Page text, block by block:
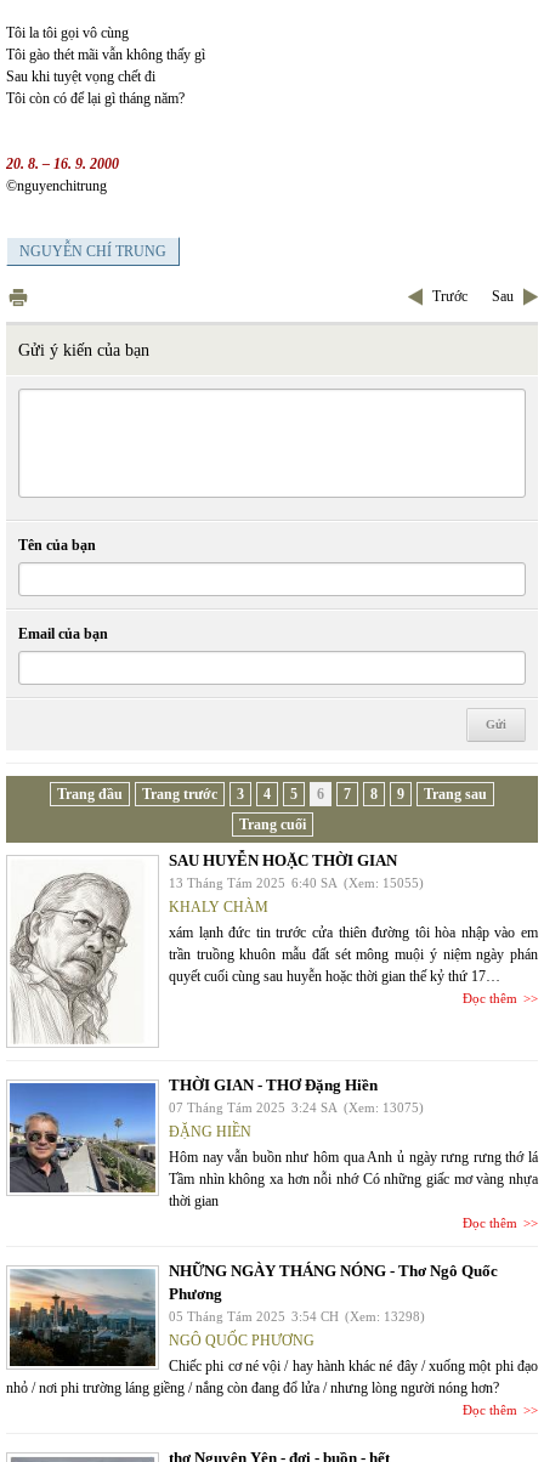
Tôi la tôi gọi vô cùng
Tôi gào thét mãi vẫn không thấy gì
Sau khi tuyệt vọng chết đi
Tôi còn có để lại gì tháng năm?
20. 8. – 16. 9. 2000
©nguyenchitrung
NGUYỄN CHÍ TRUNG
Trước Sau
Gửi ý kiến của bạn
Tên của bạn
Email của bạn
Trang đầu Trang trước 3 4 5 6 7 8 9
Trang sau
Trang cuối
SAU HUYỄN HOẶC THỜI GIAN
13 Tháng Tám 2025 6:40 SA (Xem: 15055)
KHALY CHÀM
xám lạnh đức tin trước cửa thiên đường tôi hòa nhập vào em
trần truồng khuôn mẫu đất sét mông muội ý niệm ngày phán
quyết cuối cùng sau huyễn hoặc thời gian thế kỷ thứ 17…
Đọc thêm
THỜI GIAN - THƠ Đặng Hiền
07 Tháng Tám 2025 3:24 SA (Xem: 13075)
ĐẶNG HIỀN
Hôm nay vẫn buồn như hôm qua Anh ủ ngày rưng rưng thớ lá
Tầm nhìn không xa hơn nỗi nhớ Có những giấc mơ vàng nhựa
thời gian
Đọc thêm
NHỮNG NGÀY THÁNG NÓNG - Thơ Ngô Quốc
Phương
05 Tháng Tám 2025 3:54 CH (Xem: 13298)
NGÔ QUỐC PHƯƠNG
Chiếc phi cơ né vội / hay hành khác né đây / xuống một phi đạo
nhỏ / nơi phi trường láng giềng / nắng còn đang đổ lửa / nhưng lòng người nóng hơn?
Đọc thêm
thơ Nguyên Yên - đợi - buồn - hết